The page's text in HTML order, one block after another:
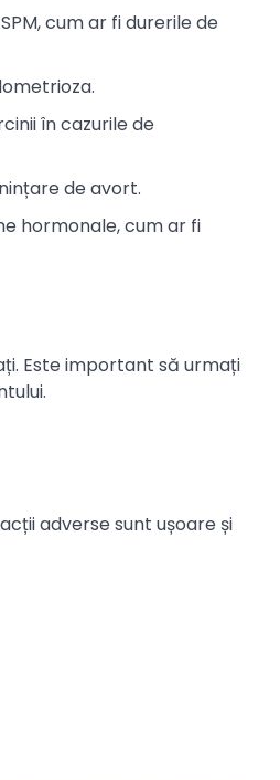
cum ar fi durerile de
în cazurile de
de avort.
hormonale, cum ar fi
Este important să urmați
adverse sunt ușoare și